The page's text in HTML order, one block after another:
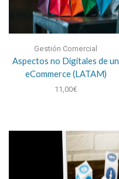
Gestión Comercial
Aspectos no Digitales de un
eCommerce (LATAM)
11,00€